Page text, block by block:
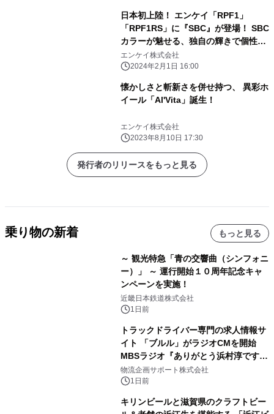
日本初上陸！ エンケイ「RPF1」
「RPF1RS」に『SBC』が登場！ SBC
カラーが魅せる、独自の輝きで個性を
演出
エンケイ株式会社
2024年2月1日 16:00
懐かしさと斬新さを併せ持つ、 異彩ホ
イール「Al'Vita」誕生！
エンケイ株式会社
2023年8月10日 17:30
発行者のリリースをもっと見る
乗り物の新着 もっと見る
～ 観光特急「青の交響曲（シンフォニ
ー）」 ～ 運行開始１０周年記念キャ
ンペーンを実施！
近畿日本鉄道株式会社
1日前
トラックドライバー専門の求人情報サ
イト 「ブルル」がラジオCMを開始
MBSラジオ『ありがとう浜村淳です』
にて8月1日(土)より
物流企画サポート株式会社
1日前
キリンビールと滋賀県のクラフトビー